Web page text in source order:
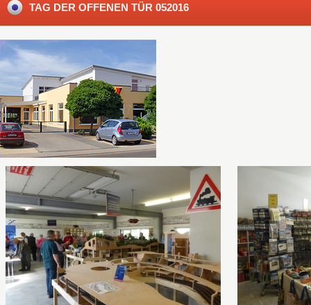
TAG DER OFFENEN TÜR 052016